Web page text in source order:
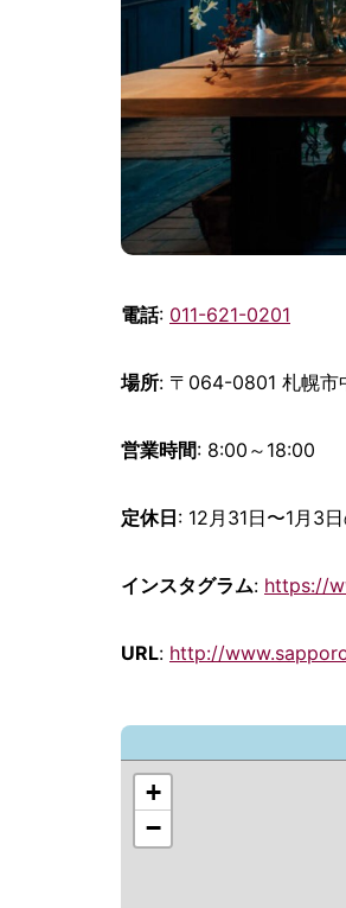
電話: 011-621-0201
場所: 〒064-0801 札幌市
営業時間: 8:00～18:00
定休日: 12月31日〜1月3
インスタグラム: https://
URL: http://
+
−